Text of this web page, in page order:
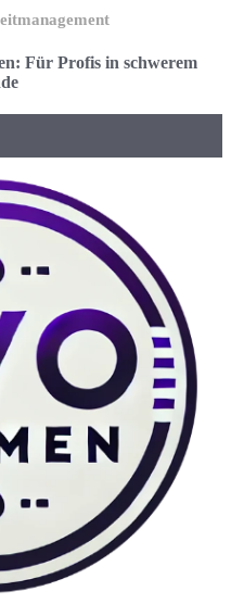
Für Profis in schwerem